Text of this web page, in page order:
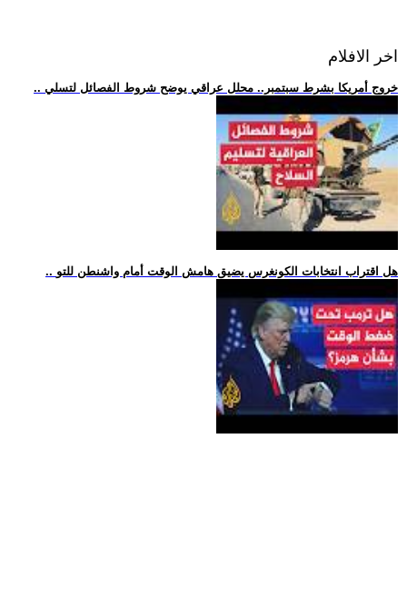
اخر الافلام
.. خروج أمريكا بشرط سبتمبر.. محلل عراقي يوضح شروط الفصائل لتسلي
.. هل اقتراب انتخابات الكونغرس يضيق هامش الوقت أمام واشنطن للتو